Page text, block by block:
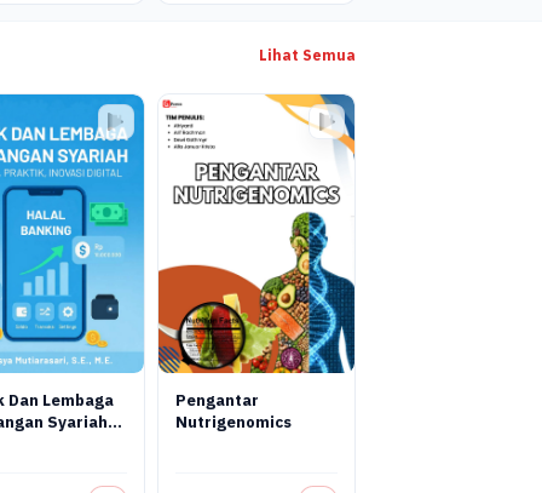
Lihat Semua
Dan Lembaga
Syariah
Pengantar
Nutrigenomics